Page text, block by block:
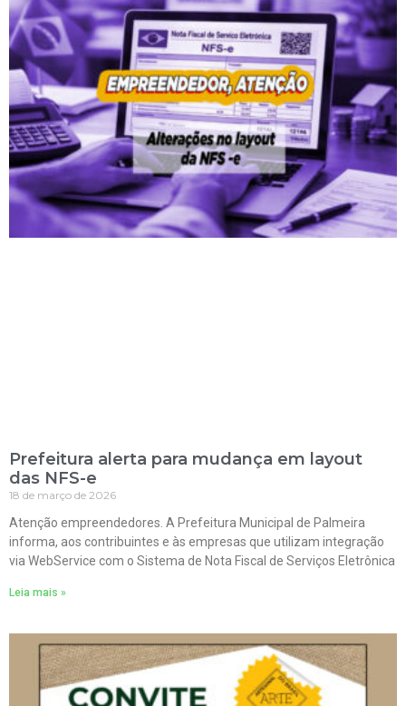
Prefeitura alerta para mudança em layout
das NFS-e
18 de março de 2026
Atenção empreendedores. A Prefeitura Municipal de Palmeira
informa, aos contribuintes e às empresas que utilizam integração
via WebService com o Sistema de Nota Fiscal de Serviços Eletrônica
Leia mais »